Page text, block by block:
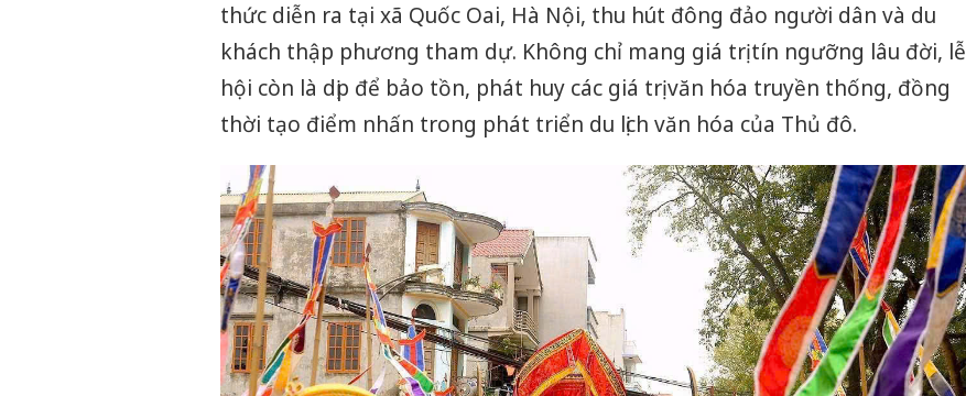
thức diễn ra tại xã Quốc Oai, Hà Nội, thu hút đông đảo người dân và du
khách thập phương tham dự. Không chỉ mang giá trị tín ngưỡng lâu đời, lễ
hội còn là dịp để bảo tồn, phát huy các giá trị văn hóa truyền thống, đồng
thời tạo điểm nhấn trong phát triển du lịch văn hóa của Thủ đô.